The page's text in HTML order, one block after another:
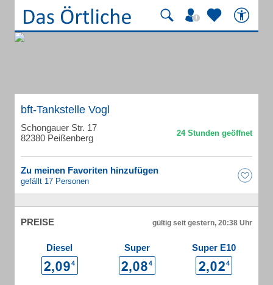
bft-Tankstelle Vogl
Schongauer Str. 17
82380 Peißenberg
Zu meinen Favoriten hinzufügen
gefällt 17 Personen
PREISE gültig seit gestern, 20:38 Uhr
Diesel Super Super E10